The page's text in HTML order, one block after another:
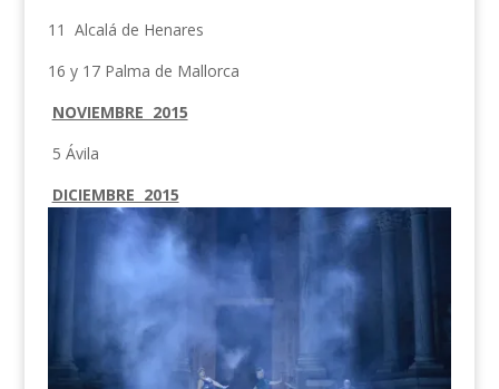
11 Alcalá de Henares
16 y 17 Palma de Mallorca
NOVIEMBRE 2015
5 Ávila
DICIEMBRE 2015